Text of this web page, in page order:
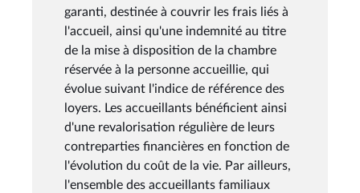
garanti, destinée à couvrir les frais liés à
l'accueil, ainsi qu'une indemnité au titre
de la mise à disposition de la chambre
réservée à la personne accueillie, qui
évolue suivant l'indice de référence des
loyers. Les accueillants bénéficient ainsi
d'une revalorisation régulière de leurs
contreparties financières en fonction de
l'évolution du coût de la vie. Par ailleurs,
l'ensemble des accueillants familiaux